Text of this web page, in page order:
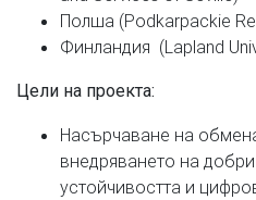
Полша (Podkarpackie
Финландия (Lapland
Цели на проекта:
Насърчаване на
внедряването на
устойчивостта и